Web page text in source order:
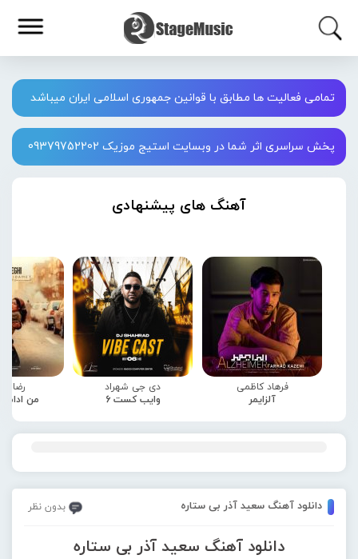
تمامی فعالیت ها مطابق با قوانین جمهوری اسلامی ایران میباشد
پخش سراسری اثر شما در وبسایت استیج موزیک 09379752202
آهنگ های پیشنهادی
فرهاد کاظمی
آلزایمر
دی جی شهراد
وایب کست 6
رضا
من
دانلود آهنگ سعید آذر بی ستاره بدون نظر
دانلود آهنگ سعید آذر بی ستاره